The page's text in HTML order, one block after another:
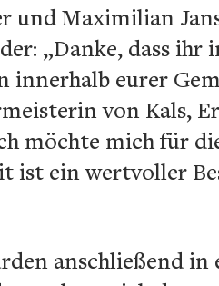
und Maximilian
„Danke, dass ihr
innerhalb eurer
von Kals,
möchte mich für
ist ein wertvoller
anschließend in